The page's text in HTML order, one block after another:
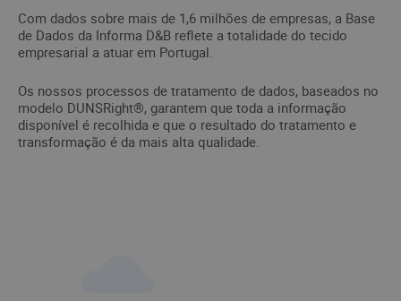
Com dados sobre mais de 1,6 milhões de empresas, a Base
de Dados da Informa D&B reflete a totalidade do tecido
empresarial a atuar em Portugal.
Os nossos processos de tratamento de dados, baseados no
modelo DUNSRight®, garantem que toda a informação
disponível é recolhida e que o resultado do tratamento e
transformação é da mais alta qualidade.